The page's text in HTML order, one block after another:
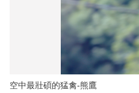
空中最壯碩的猛禽-熊鷹